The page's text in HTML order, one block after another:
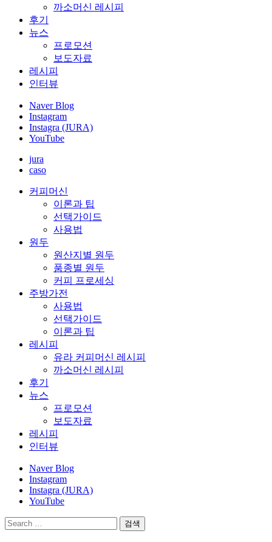
까소머신 레시피
후기
뉴스
프로모션
보도자료
레시피
인터뷰
Naver Blog
Instagram
Instagra (JURA)
YouTube
jura
caso
커피머신
이론과 팁
선택가이드
사용법
원두
원산지별 원두
품종별 원두
커피 프로세싱
주방가전
사용법
선택가이드
이론과 팁
레시피
유라 커피머신 레시피
까소머신 레시피
후기
뉴스
프로모션
보도자료
레시피
인터뷰
Naver Blog
Instagram
Instagra (JURA)
YouTube
검